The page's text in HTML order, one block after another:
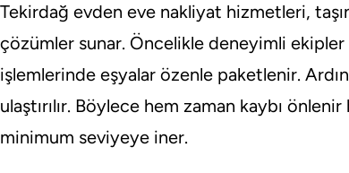
Tekirdağ evden eve nakliyat hizmetleri,
çözümler sunar. Öncelikle deneyimli
işlemlerinde eşyalar özenle paketlenir.
ulaştırılır. Böylece hem zaman kaybı
minimum seviyeye iner.